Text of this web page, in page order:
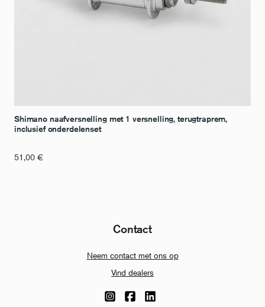
Shimano naafversnelling met 1 versnelling, terugtraprem,
inclusief onderdelenset
51,00 €
Contact
Neem contact met ons op
Vind dealers